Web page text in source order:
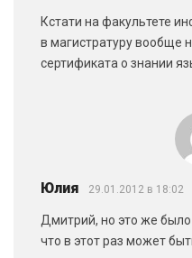
Кстати на факультете
в магистратуру вообще
сертификата о знании
Юлия 29.01.2012 в 18:02
Дмитрий, но это же
что в этот раз может